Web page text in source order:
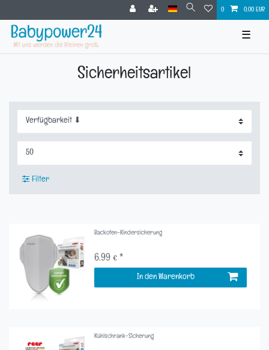
0 0,00 EUR
☰
Sicherheitsartikel
Filter
Backofen-Kindersicherung
6,99 € *
In den Warenkorb
Kühlschrank-Sicherung